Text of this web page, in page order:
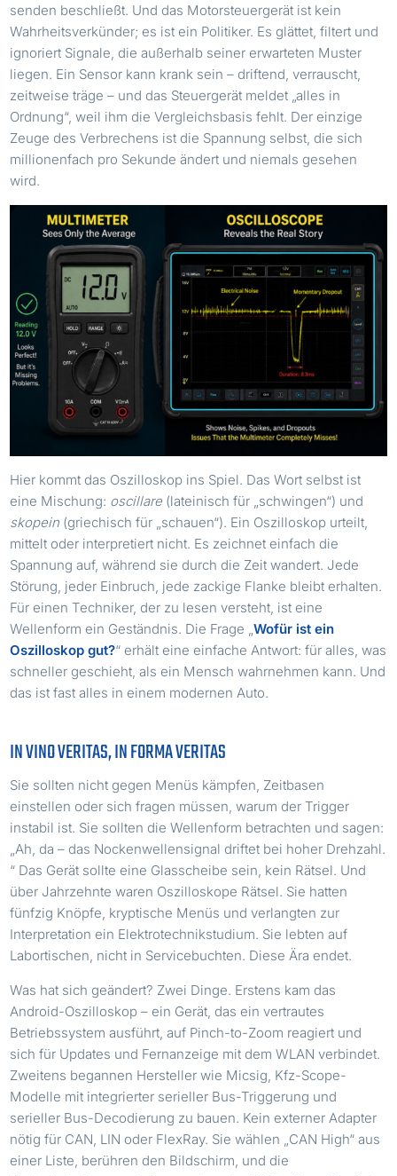
senden beschließt. Und das Motorsteuergerät ist kein
Wahrheitsverkünder; es ist ein Politiker. Es glättet, filtert und
ignoriert Signale, die außerhalb seiner erwarteten Muster
liegen. Ein Sensor kann krank sein – driftend, verrauscht,
zeitweise träge – und das Steuergerät meldet „alles in
Ordnung“, weil ihm die Vergleichsbasis fehlt. Der einzige
Zeuge des Verbrechens ist die Spannung selbst, die sich
millionenfach pro Sekunde ändert und niemals gesehen
wird.
Hier kommt das Oszilloskop ins Spiel. Das Wort selbst ist
eine Mischung: oscillare (lateinisch für „schwingen“) und
skopein (griechisch für „schauen“). Ein Oszilloskop urteilt,
mittelt oder interpretiert nicht. Es zeichnet einfach die
Spannung auf, während sie durch die Zeit wandert. Jede
Störung, jeder Einbruch, jede zackige Flanke bleibt erhalten.
Für einen Techniker, der zu lesen versteht, ist eine
Wellenform ein Geständnis. Die Frage „Wofür ist ein
Oszilloskop gut?“ erhält eine einfache Antwort: für alles, was
schneller geschieht, als ein Mensch wahrnehmen kann. Und
das ist fast alles in einem modernen Auto.
IN VINO VERITAS, IN FORMA VERITAS
Sie sollten nicht gegen Menüs kämpfen, Zeitbasen
einstellen oder sich fragen müssen, warum der Trigger
instabil ist. Sie sollten die Wellenform betrachten und sagen:
„Ah, da – das Nockenwellensignal driftet bei hoher Drehzahl.
“ Das Gerät sollte eine Glasscheibe sein, kein Rätsel. Und
über Jahrzehnte waren Oszilloskope Rätsel. Sie hatten
fünfzig Knöpfe, kryptische Menüs und verlangten zur
Interpretation ein Elektrotechnikstudium. Sie lebten auf
Labortischen, nicht in Servicebuchten. Diese Ära endet.
Was hat sich geändert? Zwei Dinge. Erstens kam das
Android-Oszilloskop – ein Gerät, das ein vertrautes
Betriebssystem ausführt, auf Pinch-to-Zoom reagiert und
sich für Updates und Fernanzeige mit dem WLAN verbindet.
Zweitens begannen Hersteller wie Micsig, Kfz-Scope-
Modelle mit integrierter serieller Bus-Triggerung und
serieller Bus-Decodierung zu bauen. Kein externer Adapter
nötig für CAN, LIN oder FlexRay. Sie wählen „CAN High“ aus
einer Liste, berühren den Bildschirm, und die